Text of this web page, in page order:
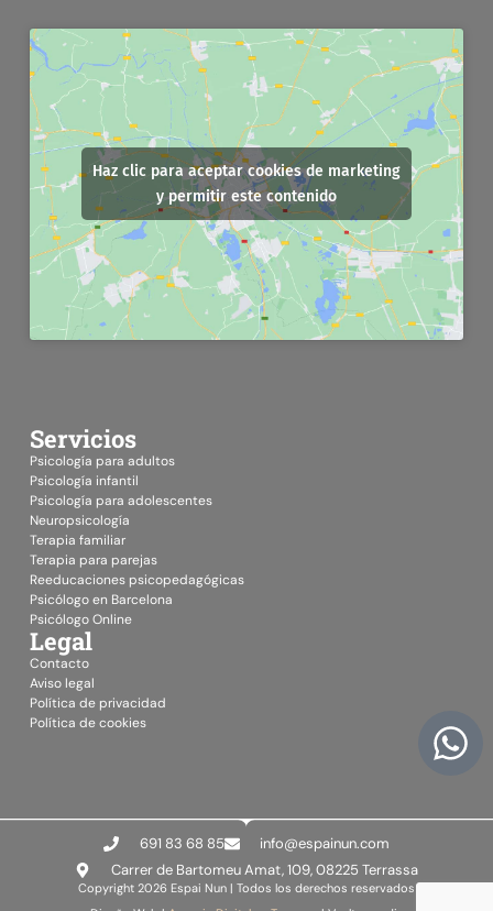
Psicología para adultos
Psicología infantil
Psicología para adolescentes
Neuropsicología
Terapia familiar
Terapia para parejas
Reeducaciones psicopedagógicas
Psicólogo en Barcelona
Psicólogo Online
Legal
Contacto
Aviso legal
Política de privacidad
Política de cookies
Haz clic para aceptar cookies de marketing
y permitir este contenido
Carrer de Bartomeu Amat, 109, 08225 Terrassa
Diseño Web | Agencia Digital en Terrassa| Vueltaymedia